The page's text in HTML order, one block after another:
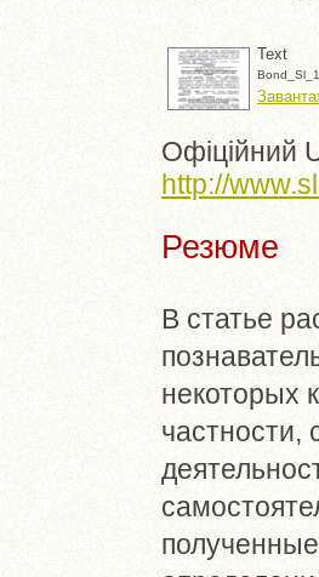
Text
Офіційний
http://
Резюме
В статье
некоторых
частности,